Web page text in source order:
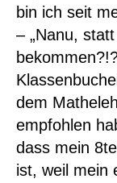
bin ich seit
– „Nanu,
dem
empfohlen
dass mein
ist, weil mein